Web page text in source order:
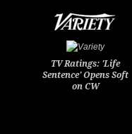
TV Ratings: 'Life
Sentence' Opens Soft
on CW